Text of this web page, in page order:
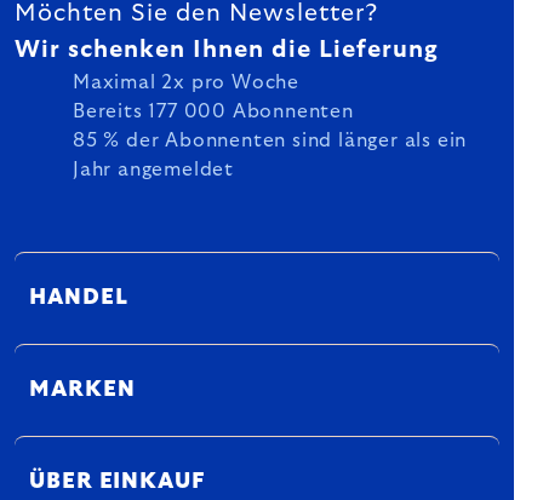
Möchten Sie den Newsletter?
Wir schenken Ihnen die Lieferung
Maximal 2x pro Woche
Bereits 177 000 Abonnenten
85 % der Abonnenten sind länger als ein
Jahr angemeldet
HANDEL
MARKEN
ÜBER EINKAUF